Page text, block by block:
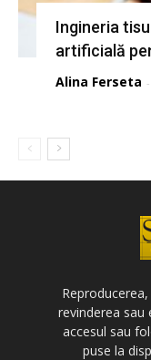
Ingineria
artificială
Alina Ferseta -
revinderea sau
accesul sau
puse la